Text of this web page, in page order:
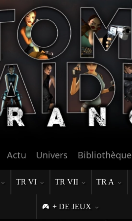
Actu Univers Bibliothèque
TR VI TR VII TR A
+ DE JEUX